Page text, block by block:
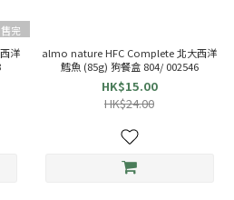
售完
洋
almo nature HFC Complete 北大西洋
鱈魚 (85g) 狗餐盒 804/ 002546
HK$15.00
HK$24.00